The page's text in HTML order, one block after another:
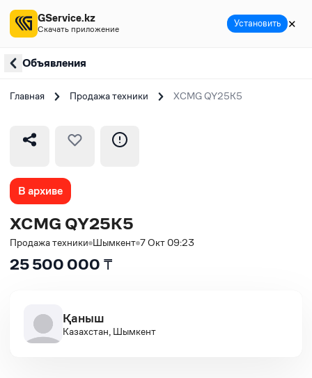
Объявления
Главная Продажа техники XCMG QY25K5
В архиве
XCMG QY25K5
Продажа техники Шымкент 7 Окт 09:23
25 500 000 ₸
Қаныш
Казахстан, Шымкент
GService.kz
Скачать приложение Установить ✕